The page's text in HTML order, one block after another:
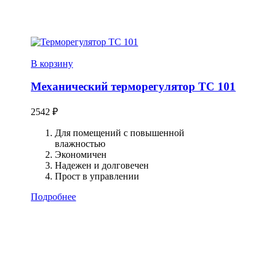
В корзину
Механический терморегулятор ТС 101
2542₽
Для помещений с повышенной
влажностью
Экономичен
Надежен и долговечен
Прост в управлении
Подробнее